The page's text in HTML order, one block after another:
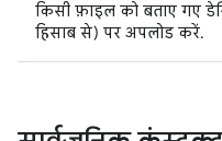
किसी फ़ाइल को बताए गए
हिसाब से) पर अपलोड करें.